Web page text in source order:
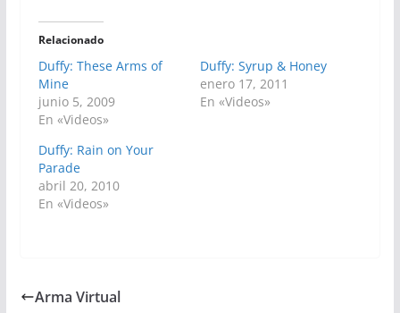
Relacionado
Duffy: These Arms of
Mine
junio 5, 2009
En «Videos»
Duffy: Syrup & Honey
enero 17, 2011
En «Videos»
Duffy: Rain on Your
Parade
abril 20, 2010
En «Videos»
Arma Virtual